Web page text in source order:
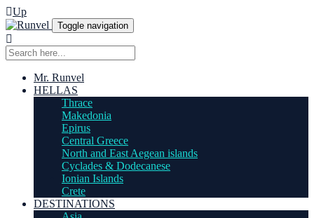
Up
Toggle navigation
Mr. Runvel
HELLAS
Thrace
Makedonia
Epirus
Central Greece
North and East Aegean islands
Cyclades & Dodecanese
Ionian Islands
Crete
DESTINATIONS